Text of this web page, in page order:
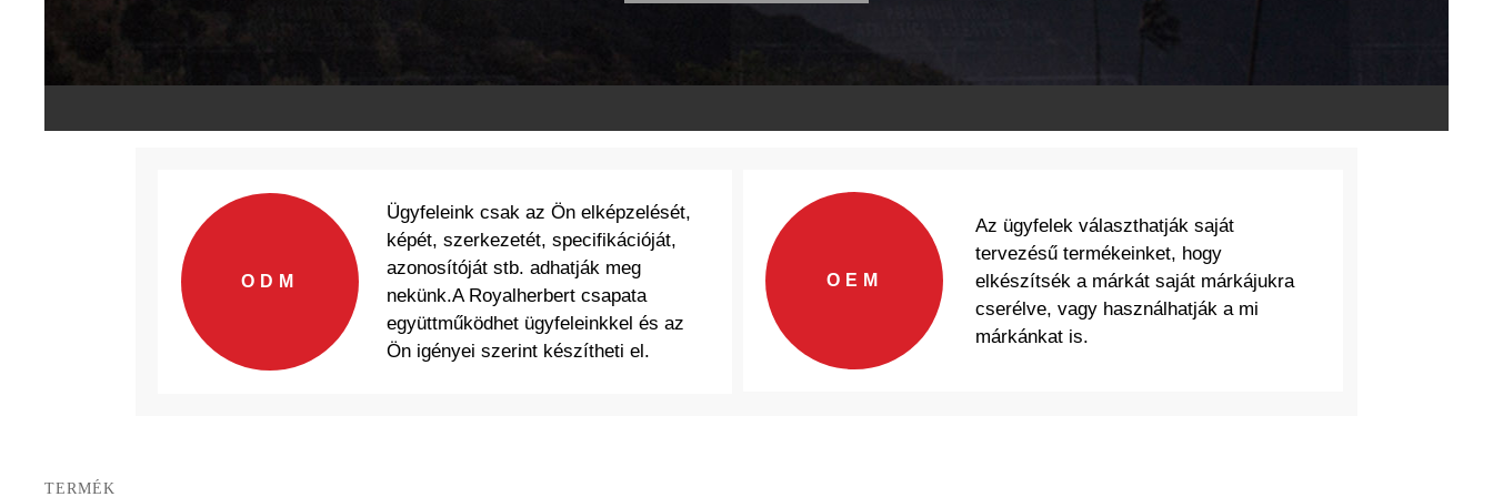
ODM
Ügyfeleink csak az Ön elképzelését,
képét, szerkezetét, specifikációját,
azonosítóját stb. adhatják meg
nekünk.A Royalherbert csapata
együttműködhet ügyfeleinkkel és az
Ön igényei szerint készítheti el.
OEM
Az ügyfelek választhatják saját
tervezésű termékeinket, hogy
elkészítsék a márkát saját márkájukra
cserélve, vagy használhatják a mi
márkánkat is.
TERMÉK